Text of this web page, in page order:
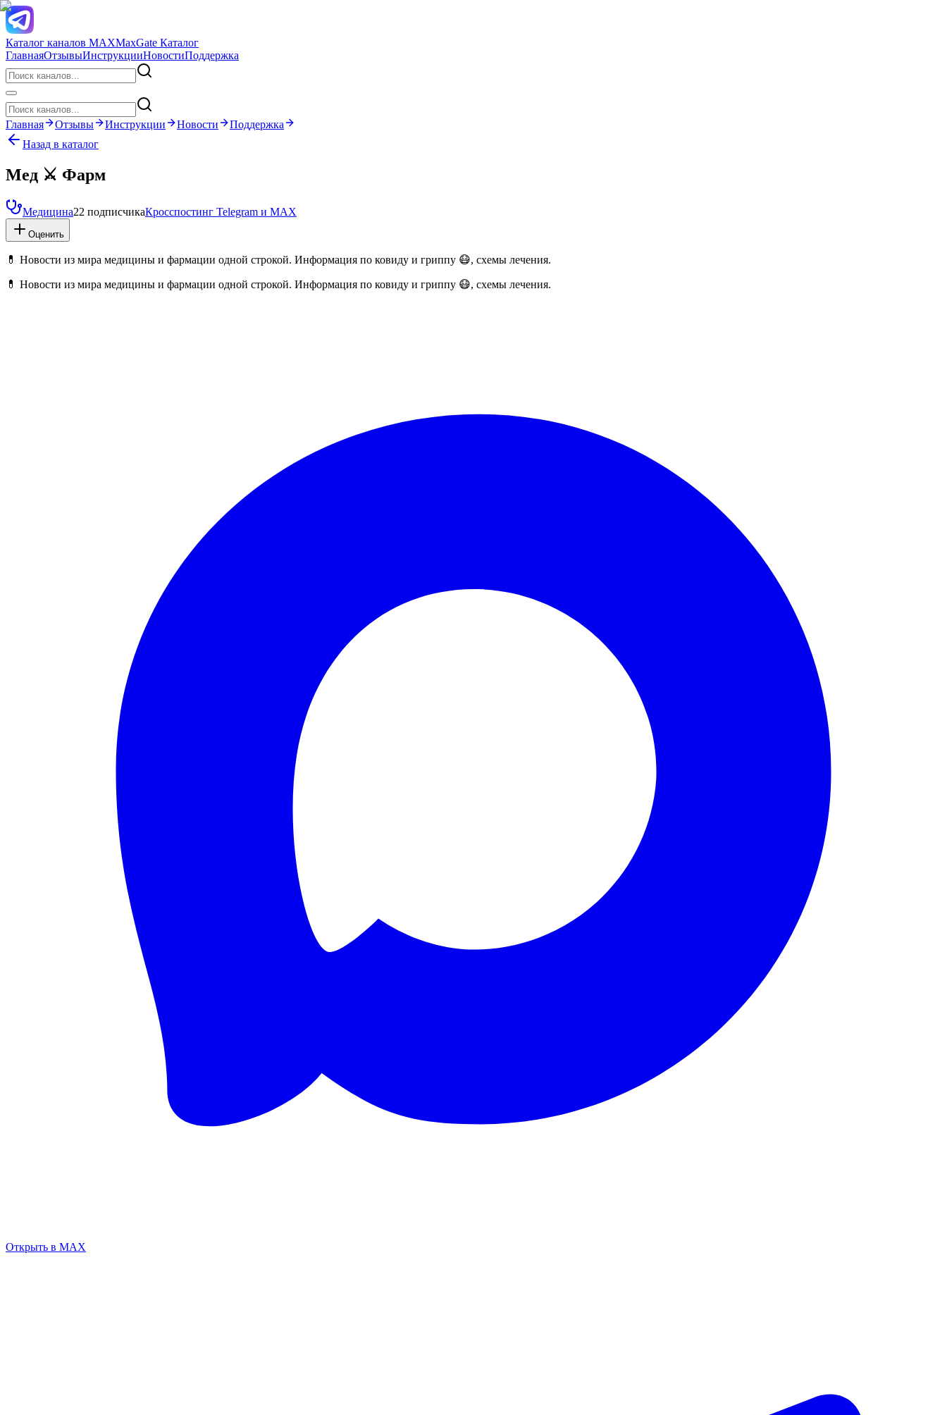
Каталог каналов MAXMaxGate Каталог
ГлавнаяОтзывыИнструкцииНовостиПоддержка
Главная Отзывы Инструкции Новости
Поддержка
Назад в каталог
Мед ⚔️ Фарм
Медицина22 подписчикаКросспостинг Telegram и MAX
Оценить
💊 Новости из мира медицины и фармации одной строкой. Информация по ковиду и гриппу 😷, схемы лечения.
💊 Новости из мира медицины и фармации одной строкой. Информация по ковиду и гриппу 😷, схемы лечения.
Открыть в MAX